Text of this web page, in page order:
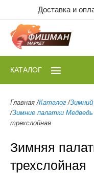
Доставка и
КАТАЛОГ
Главная /Каталог /
/Зимние палатки Медведь
трехслойная
Зимняя
трехслойная